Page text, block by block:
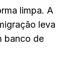
limpa. A
leva
banco de